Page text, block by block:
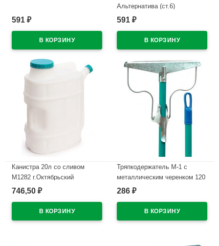
591 ₽
Альтернатива (ст.6)
В наличии
591 ₽
Канистра 20л со сливом
М1282 г.Октябрьский
В наличии
746,50 ₽
Тряпкодержатель М-1 с
металлическим черенком 120
см уп.
286 ₽